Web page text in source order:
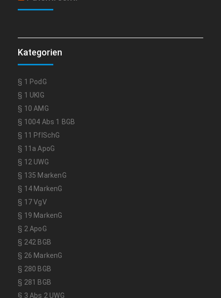
Kategorien
§ 1 PodG
§ 1 UKlG
§ 10 AMG
§ 1004 Abs 1 BGB
§ 11 PflSchG
§ 11a ApoG
§ 12 UWG
§ 135 MarkenG
§ 14 MarkenG
§ 17 VgV
§ 19 MarkenG
§ 2 ApoG
§ 242 BGB
§ 26 MarkenG
§ 280 BGB
§ 281 BGB
§ 3 Abs 2 UWG